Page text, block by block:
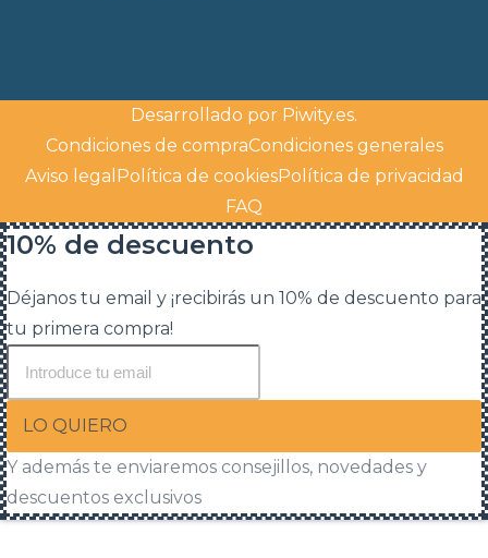
Desarrollado por Piwity.es.
Condiciones de compraCondiciones generales
Aviso legal Política de cookiesPolítica de privacidad
FAQ
10% de descuento
Déjanos tu email y ¡recibirás un 10% de descuento para
tu primera compra!
LO QUIERO
Y además te enviaremos consejillos, novedades y
descuentos exclusivos